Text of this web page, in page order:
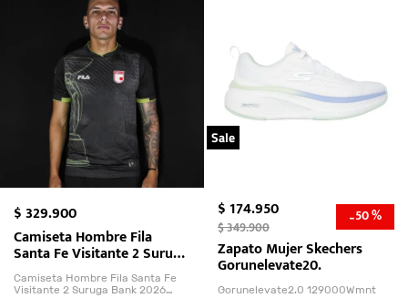
$329.900
Camiseta Hombre Fila
Santa Fe Visitante 2 Suruga
Bank 2026
Camiseta Hombre Fila Santa Fe
Visitante 2 Suruga Bank 2026
Sale
$174.950
$349.900 -50 %
Zapato Mujer Skechers
Gorunelevate20.
Gorunelevate2.0 129000Wmnt